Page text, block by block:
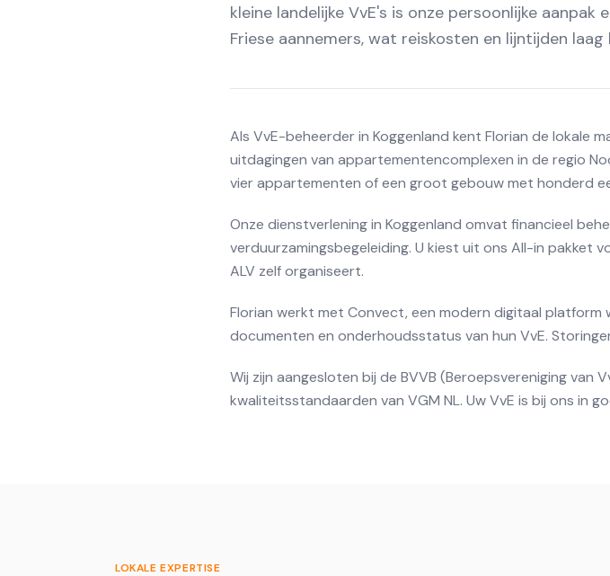
kleine landelijke VvE's is onze persoonlijke
Friese aannemers, wat reiskosten en lijntijden laag
Als VvE-beheerder in Koggenland kent Florian de lokale
uitdagingen van appartementencomplexen in de regio
vier appartementen of een groot gebouw met honderd
Onze dienstverlening in Koggenland omvat financieel
verduurzamingsbegeleiding. U kiest uit ons All-in pakket
ALV zelf organiseert.
Florian werkt met Convect, een modern digitaal
documenten en onderhoudsstatus van hun VvE.
Wij zijn aangesloten bij de BVVB (Beroepsvereniging van
kwaliteitsstandaarden van VGM NL. Uw VvE is bij ons in
LOKALE EXPERTISE